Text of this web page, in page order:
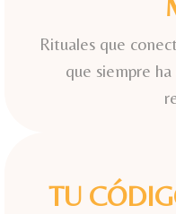
Rituales que
que siempre
TU